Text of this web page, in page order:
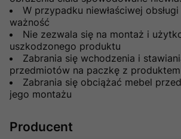
W przypadku niewłaściwej
ważność
Nie zezwala się na montaż i
uszkodzonego produktu
Zabrania się wchodzenia i
przedmiotów na paczkę z produktem
Zabrania się obciążać mebel
jego montażu
Producent